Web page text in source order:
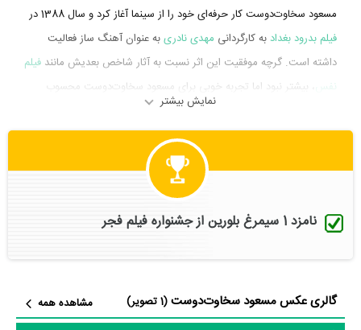
مسعود سخاوت‌دوست کار حرفه‌ای خود را از سینما آغاز کرد و سال 1388 در
فیلم بدرود بغدادبه کارگردانی مهدی نادریبه عنوان آهنگ ساز فعالیت
داشته است. گرچه موفقیت این اثر نسبت به آثار شاخص بعدیش مانند فیلم
نفس
، بیشتر نبود اما تجربه خوبی برای مسعود سخاوت‌دوست محسوب
می‌شود و همکاری با هنرمندانی همچون
مصطفی زمانی
مزدک میر عابدینیومجید بهرامیرا تجربه کرد.
مسعود سخاوت‌دوست در سال 1394 دوره‌ی پرتلاشی را در عرصه سینما و
تلویزیون گذراند و در تولید آثار مهمی حضور داشته است. او در این سال در
3 فیلم مهم سینما حضور داشت و خود را به جامعه هنرمندان معرفی کرد.
ساز و فعالیت در
شاید یکی از مهم‌ترین بخش‌های بیوگرافی مسعود سخاوت‌دوست فعالیت در
نمایش بیشتر
نامزد 1 سیمرغ بلورین از جشنواره فیلم فجر
گالری عکس مسعود سخاوت‌دوست(1 تصویر)
مشاهده همه